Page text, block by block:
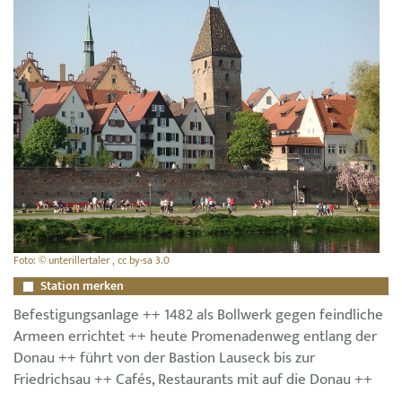
Foto: © unterillertaler , cc by-sa 3.0
Station merken
Befestigungsanlage ++ 1482 als Bollwerk gegen feindliche
Armeen errichtet ++ heute Promenadenweg entlang der
Donau ++ führt von der Bastion Lauseck bis zur
Friedrichsau ++ Cafés, Restaurants mit auf die Donau ++